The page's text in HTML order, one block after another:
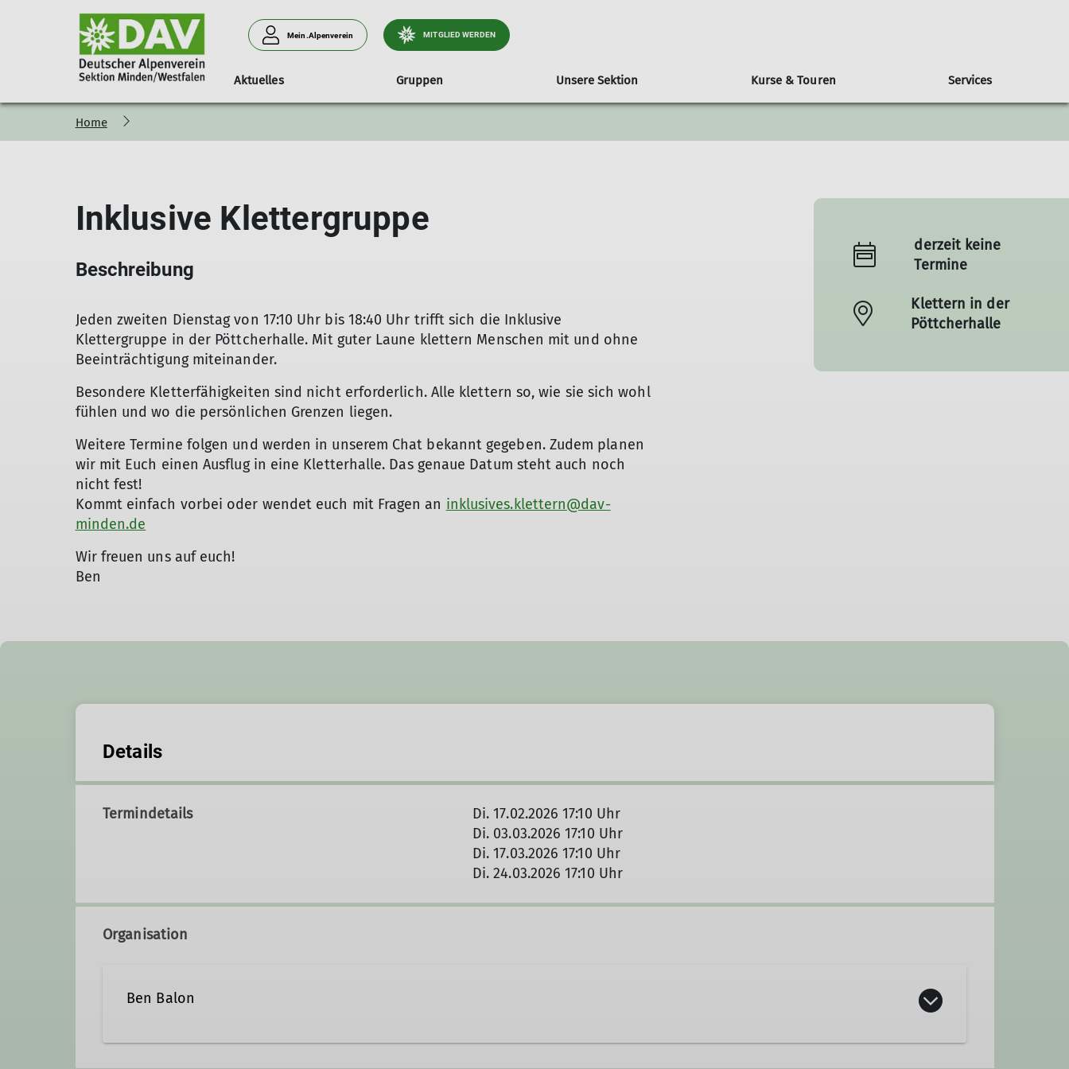
Mein.Alpenverein MITGLIED WERDEN
Aktuelles Gruppen
Jugendgruppe Klettern
Klettern in Vlotho
Inklusives Klettern
Boulderspeicher
Wandern Familiengruppe Fitness Seniorengruppe Radsport Laufgruppe
Unsere Sektion
Über uns
Vielfalt und Toleranz
Unser Angebot für Euch Ehrenamt - Mitmachen! Mitgliedschaft Steinmandl - Unser Vereinsheft Mindener Hütte Klimaschutz
Kurse & Touren
Tourenangebot Teilnahmebedingungen Schwierigkeitsgrade Berichte
Services
Materialverleih Bücherei Sicher unterwegs Moobly - Mitfahrzentrale für die Berge Alpenvereinaktiv
Home
Inklusive Klettergruppe
Beschreibung
Jeden zweiten Dienstag von 17:10 Uhr bis 18:40 Uhr trifft sich die Inklusive
Klettergruppe in der Pöttcherhalle. Mit guter Laune klettern Menschen mit und ohne
Beeinträchtigung miteinander.
Besondere Kletterfähigkeiten sind nicht erforderlich. Alle klettern so, wie sie sich wohl
fühlen und wo die persönlichen Grenzen liegen.
Weitere Termine folgen und werden in unserem Chat bekannt gegeben. Zudem planen
wir mit Euch einen Ausflug in eine Kletterhalle. Das genaue Datum steht auch noch
nicht fest!
Kommt einfach vorbei oder wendet euch mit Fragen an inklusives.klettern@dav-
minden.de
Wir freuen uns auf euch!
Ben
derzeit keine
Termine
Klettern in der
Pöttcherhalle
Details
Termindetails
Di. 17.02.2026 17:10 Uhr
Di. 03.03.2026 17:10 Uhr
Di. 17.03.2026 17:10 Uhr
Di. 24.03.2026 17:10 Uhr
Organisation
Ben Balon